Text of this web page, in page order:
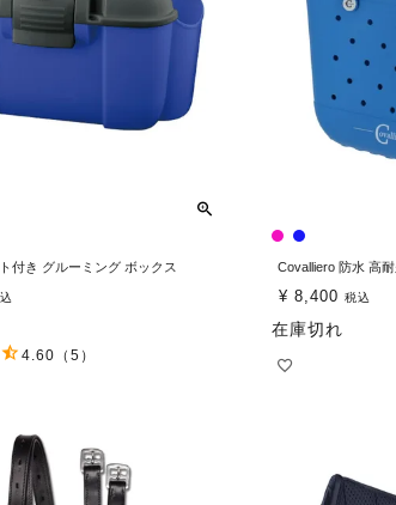
付き グルーミング ボックス
4.60 （5）
Covalliero 防水 高
¥ 8,400 税込
在庫切れ